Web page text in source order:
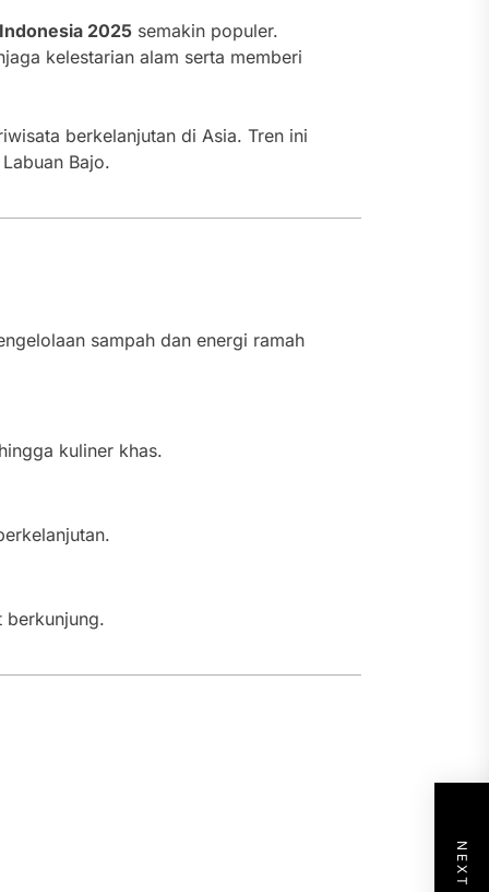
2025semakin populer.
kelestarian alam serta memberi
berkelanjutan di Asia. Tren ini
Bajo.
sampah dan energi ramah
kuliner khas.
berkunjung.